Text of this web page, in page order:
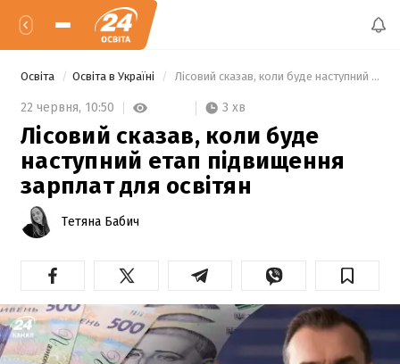
Освіта Освіта в Україні Лісовий сказав, коли буде наступний етап підвищення зарплат для освітян
22 червня, 10:50 3 хв
Лісовий сказав, коли буде
наступний етап підвищення
зарплат для освітян
Тетяна Бабич